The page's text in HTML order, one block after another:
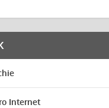
Internet